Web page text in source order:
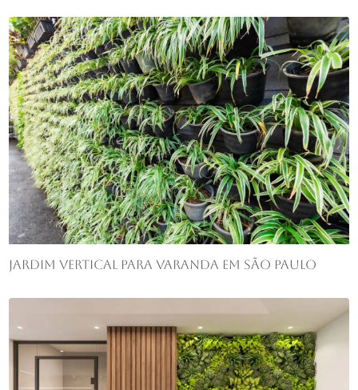
Jardim vertical para varanda em São Paulo